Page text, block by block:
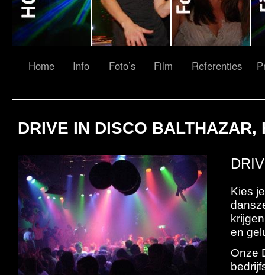
Home Info Foto’s Film Referenties
DRIVE IN DISCO
Kies
en
Onze